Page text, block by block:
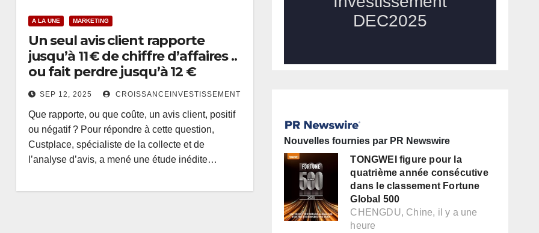
A LA UNE MARKETING
Un seul avis client rapporte
jusqu’à 11 € de chiffre d’affaires ..
ou fait perdre jusqu’à 12 €
SEP 12, 2025 CROISSANCEINVESTISSEMENT
Que rapporte, ou que coûte, un avis client, positif
ou négatif ? Pour répondre à cette question,
Custplace, spécialiste de la collecte et de
l’analyse d’avis, a mené une étude inédite…
Nouvelles fournies par PR Newswire
TONGWEI figure pour la
quatrième année consécutive
dans le classement Fortune
Global 500
CHENGDU, Chine, il y a une
heure